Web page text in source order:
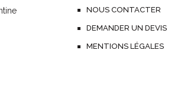
NOUS CONTACTER
DEMANDER UN DEVIS
MENTIONS LÉGALES